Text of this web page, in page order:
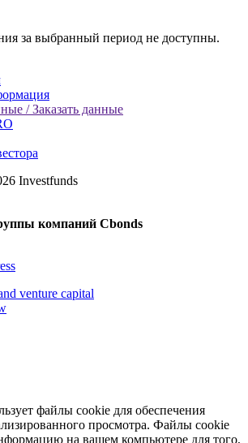
за выбранный период не доступны.
/ Заказать данные
Investfunds
компаний Cbonds
venture capital
файлы cookie для обеспечения
просмотра. Файлы cookie
на вашем компьютере для того,